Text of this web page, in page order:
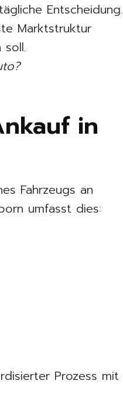
Entscheidung.
Marktstruktur
in
Fahrzeugs an
umfasst dies:
Prozess mit